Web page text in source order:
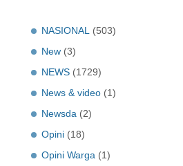
NASIONAL
(503)
New (3)
NEWS (1729)
News & video (1)
Newsda (2)
Opini (18)
Opini Warga (1)